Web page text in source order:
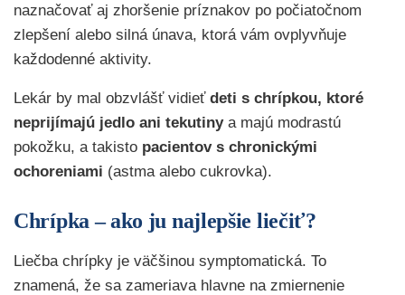
naznačovať aj zhoršenie príznakov po počiatočnom
zlepšení alebo silná únava, ktorá vám ovplyvňuje
každodenné aktivity.
Lekár by mal obzvlášť vidieť deti s chrípkou, ktoré
neprijímajú jedlo ani tekutinya majú modrastú
pokožku, a takisto pacientov s chronickými
ochoreniami (astma alebo cukrovka).
Chrípka – ako ju najlepšie liečiť?
Liečba chrípky je väčšinou symptomatická. To
znamená, že sa zameriava hlavne na zmiernenie